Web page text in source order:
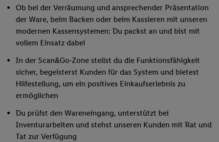
Ob bei der Verräumung und ansprechender Präsentation
der Ware, beim Backen oder beim Kassieren mit unseren
modernen Kassensystemen: Du packst an und bist mit
vollem Einsatz dabei
In der Scan&Go-Zone stellst du die Funktionsfähigkeit
sicher, begeisterst Kunden für das System und bietest
Hilfestellung, um ein positives Einkaufserlebnis zu
ermöglichen
Du prüfst den Wareneingang, unterstützt bei
Inventurarbeiten und stehst unseren Kunden mit Rat und
Tat zur Verfügung